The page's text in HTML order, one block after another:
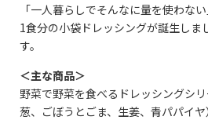
「一人暮らしでそんなに量を使わな
1食分の小袋ドレッシングが誕生しま
す。
＜主な商品＞
野菜で野菜を食べるドレッシングシ
葱、ごぼうとごま、生姜、青パパイ